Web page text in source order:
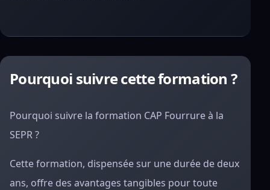
Pourquoi suivre cette formation ?
Pourquoi suivre la formation CAP Fourrure à la
SEPR ?
Cette formation, dispensée sur une durée de deux
ans, offre des avantages tangibles pour toute